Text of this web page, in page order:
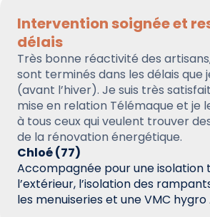
Intervention soignée et
délais
Très bonne réactivité des
sont terminés dans les délais que
(avant l’hiver). Je suis très
mise en relation Télémaque et je
à tous ceux qui veulent trouver
de la rénovation énergétique.
Chloé (77)
Accompagnée pour une isolation
l’extérieur, l’isolation des
les menuiseries et une VMC hygro